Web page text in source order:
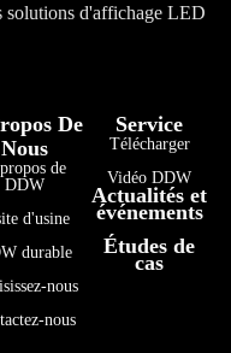
solutions d'affichage LED
De
Nous
de
DDW
d'usine
durable
nous
nous
Service
Télécharger
Vidéo DDW
Actualités et
événements
Études de
cas
Bahasa Indonesia
हिन्दी
فارسی